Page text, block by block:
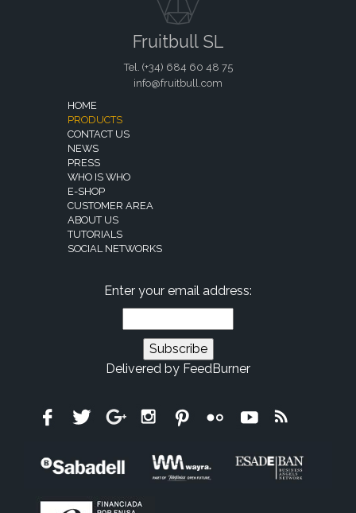
Fruitbull SL
Tel. (+34) 684 60 48 75
info@fruitbull.com
HOME
PRODUCTS
CONTACT US
NEWS
PRESS
WHO IS WHO
E-SHOP
CUSTOMER AREA
ABOUT US
TUTORIALS
SOCIAL NETWORKS
Enter your email address:
Delivered by FeedBurner